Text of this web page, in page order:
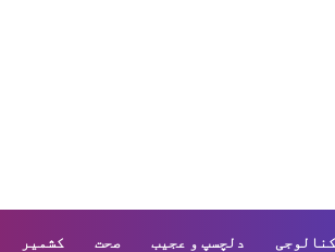
کشمیر صحت دلچسپ و عجیب